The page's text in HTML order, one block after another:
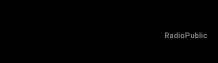
RadioPublic